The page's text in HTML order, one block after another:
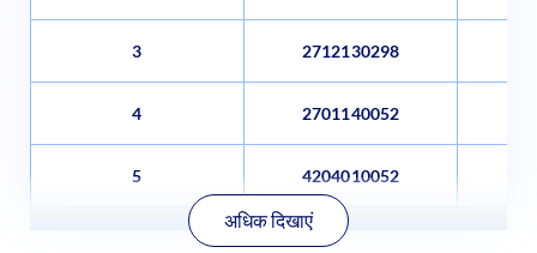
3 2712130298
4 2701140052
5 4204010052
अधिक दिखाएं